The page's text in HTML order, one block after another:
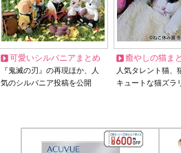
可愛いシルバニアまとめ
『鬼滅の刃』の再現ほか、人
気のシルバニア投稿を公開
癒やしの猫ま
人気タレント猫
キュートな猫ズラ